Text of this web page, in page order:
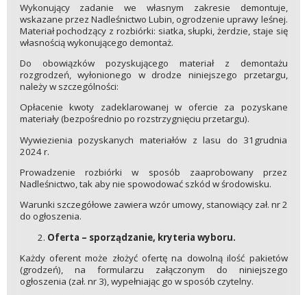
Wykonujący zadanie we własnym zakresie demontuje,
wskazane przez Nadleśnictwo Lubin, ogrodzenie uprawy leśnej.
Materiał pochodzący z rozbiórki: siatka, słupki, żerdzie, staje się
własnością wykonującego demontaż.
Do obowiązków pozyskującego materiał z demontażu
rozgrodzeń, wyłonionego w drodze niniejszego przetargu,
należy w szczególności:
Opłacenie kwoty zadeklarowanej w ofercie za pozyskane
materiały (bezpośrednio po rozstrzygnięciu przetargu).
Wywiezienia pozyskanych materiałów z lasu do 31grudnia
2024 r.
Prowadzenie rozbiórki w sposób zaaprobowany przez
Nadleśnictwo, tak aby nie spowodować szkód w środowisku.
Warunki szczegółowe zawiera wzór umowy, stanowiący zał. nr 2
do ogłoszenia.
Oferta – sporządzanie, kryteria wyboru.
Każdy oferent może złożyć ofertę na dowolną ilość pakietów
(grodzeń), na formularzu załączonym do niniejszego
ogłoszenia (zał. nr 3), wypełniając go w sposób czytelny.